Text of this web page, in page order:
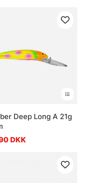
Deep Long A 21g
DKK